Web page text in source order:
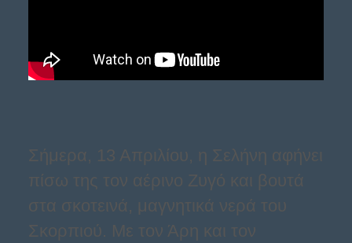
Σήμερα, 13 Απριλίου, η Σελήνη αφήνει
πίσω της τον αέρινο Ζυγό και βουτά
στα σκοτεινά, μαγνητικά νερά του
Σκορπιού. Με τον Άρη και τον